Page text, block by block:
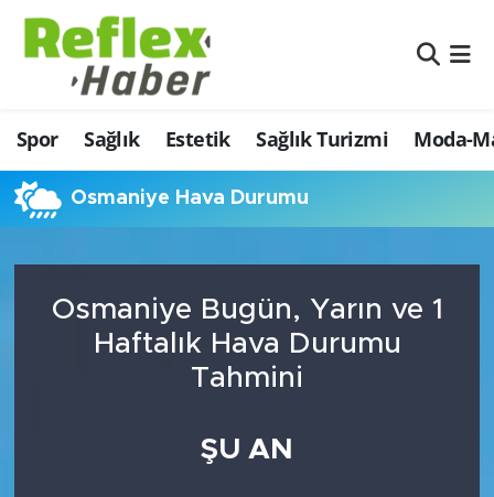
Spor Sağlık Estetik Sağlık Turizmi Moda-
Osmaniye Hava Durumu
Osmaniye Bugün, Yarın ve 1
Haftalık Hava Durumu
Tahmini
ŞU AN
Eğitim
Estetik
Firmalardan
İş ve Ekonomi
Moda-Magazin-Eğlence
Nöbetçi Eczaneler
Hava Durumu
Namaz Vakitleri
Şampiyonlar Ligi Puan Durumu ve Fikstür
Tüm Manşetler